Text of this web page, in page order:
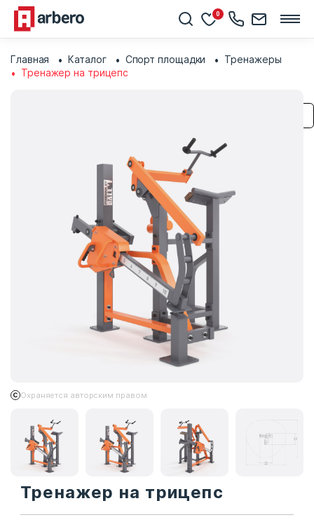
0
Главная Каталог Спорт площадки
Тренажеры
Тренажер на трицепс
Охраняется авторским правом
Тренажер на трицепс